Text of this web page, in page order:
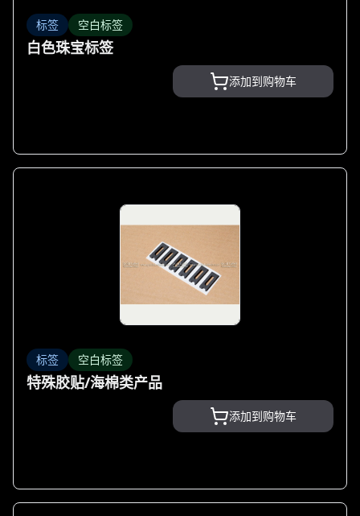
标签 空白标签
白色珠宝标签
添加到购物车
标签 空白标签
特殊胶贴/海棉类产品
添加到购物车